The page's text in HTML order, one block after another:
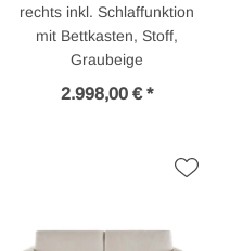
rechts inkl. Schlaffunktion
mit Bettkasten, Stoff,
Graubeige
2.998,00 € *